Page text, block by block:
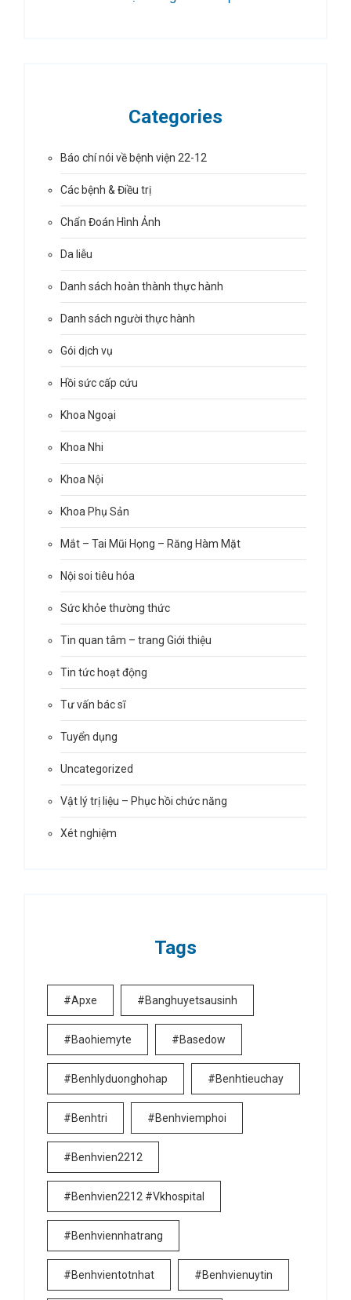
Categories
Báo chí nói về bệnh viện 22-12
Các bệnh & Điều trị
Chẩn Đoán Hình Ảnh
Da liễu
Danh sách hoàn thành thực hành
Danh sách người thực hành
Gói dịch vụ
Hồi sức cấp cứu
Khoa Ngoại
Khoa Nhi
Khoa Nội
Khoa Phụ Sản
Mắt – Tai Mũi Họng – Răng Hàm Mặt
Nội soi tiêu hóa
Sức khỏe thường thức
Tin quan tâm – trang Giới thiệu
Tin tức hoạt động
Tư vấn bác sĩ
Tuyển dụng
Uncategorized
Vật lý trị liệu – Phục hồi chức năng
Xét nghiệm
Tags
#apxe #banghuyetsausinh
#baohiemyte #basedow
#benhlyduonghohap #benhtieuchay
#benhtri #benhviemphoi
#benhvien2212
#benhvien2212 #vkhospital
#benhviennhatrang
#benhvientotnhat #benhvienuytin